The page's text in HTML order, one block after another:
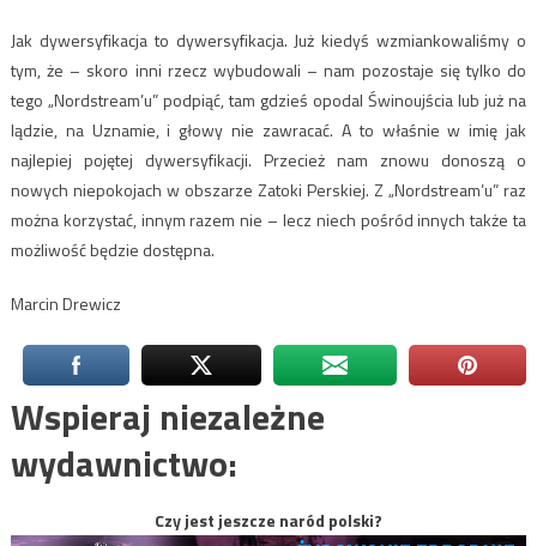
Jak dywersyfikacja to dywersyfikacja. Już kiedyś wzmiankowaliśmy o
tym, że – skoro inni rzecz wybudowali – nam pozostaje się tylko do
tego „Nordstream’u” podpiąć, tam gdzieś opodal Świnoujścia lub już na
lądzie, na Uznamie, i głowy nie zawracać. A to właśnie w imię jak
najlepiej pojętej dywersyfikacji. Przecież nam znowu donoszą o
nowych niepokojach w obszarze Zatoki Perskiej. Z „Nordstream’u” raz
można korzystać, innym razem nie – lecz niech pośród innych także ta
możliwość będzie dostępna.
Marcin Drewicz
Wspieraj niezależne
wydawnictwo:
Czy jest jeszcze naród polski?